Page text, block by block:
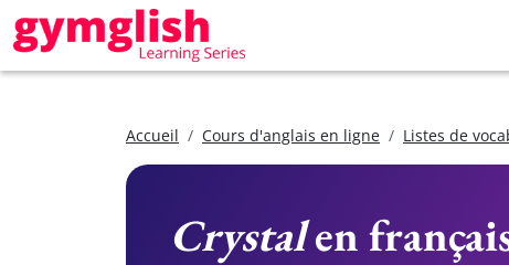
Accueil Cours d'anglais en ligne Listes de
Crystalen